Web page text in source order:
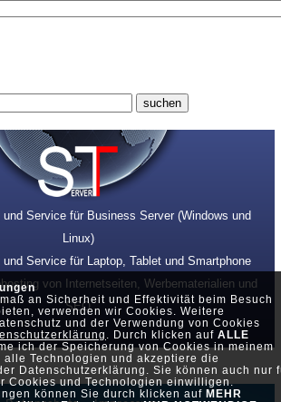
an Sicherheit und Effektivität beim Besuch
verwenden wir Cookies. Weitere
und der Verwendung von Cookies
. Durch klicken auf ALLE
ich der Speicherung von Cookies in meinem
alle Technologien und akzeptiere die
Datenschutzerklärung. Sie können auch nur
Cookies und Technologien einwilligen.
können Sie durch klicken auf MEHR
Service für Business Server (Windows und
Linux)
Service für Laptop, Tablet und Smartphone
von Internetseiten, Werbematerialien und
SEO